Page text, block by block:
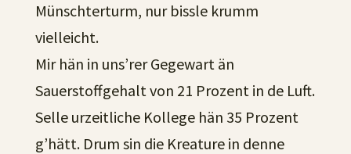
Münschterturm, nur bissle krumm
vielleicht.
Mir hän in uns’rer Gegewart än
Sauerstoffgehalt von 21 Prozent in de Luft.
Selle urzeitliche Kollege hän 35 Prozent
g’hätt. Drum sin die Kreature in denne